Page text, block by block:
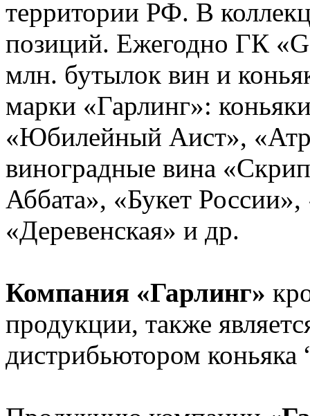
территории РФ. В
позиций. Ежегодно ГК
млн. бутылок вин и
марки «Гарлинг»:
«Юбилейный Аист»,
виноградные вина
Аббата», «Букет
«Деревенская» и др.
Компания «Гарлинг»
продукции, также
дистрибьютором коньяка